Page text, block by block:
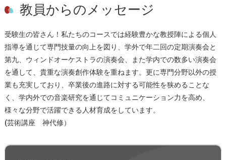
教員からのメッセージ
受験生の皆さん！私たちのコースでは経験豊かな教授陣による個人
指導を通じて専門技量の向上を図り、学外で年二回の定期演奏会と
第九、ウィンドオーケストラの演奏会、また学内での数多い演奏会
を通して、貴重な演奏創作体験を重ねます。更に専門分野以外の授
業も充実しており、卒業後の進路に対する可能性を狭めることな
く、学内外での音楽研究を通じてコミュニケーション力を高め、
様々な分野で活躍できる人材育成をしています。
(芸術講座 神代修）